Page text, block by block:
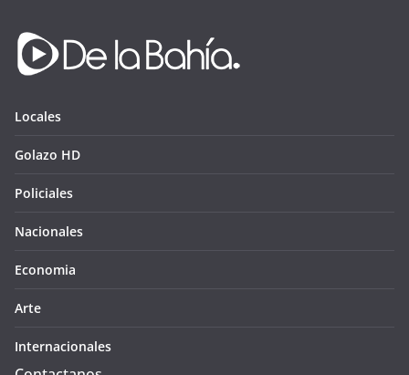
Locales
Golazo HD
Policiales
Nacionales
Economia
Arte
Internacionales